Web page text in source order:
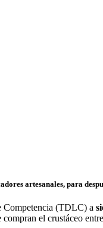
artesanales, para
Competencia (TDLC) a
compran el crustáceo